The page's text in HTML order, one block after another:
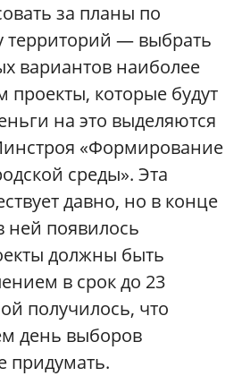
за планы по
территорий — выбрать
вариантов наиболее
которые будут
на это выделяются
«Формирование
среды». Эта
давно, но в конце
ней появилось
должны быть
в срок до 23
получилось, что
день выборов
придумать.